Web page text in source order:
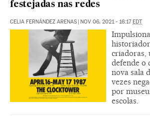
festejadas nas redes
CELIA FERNÁNDEZ ARENAS | NOV 06, 2021 - 16:17EDT
criadoras,
defende o
nova sala
vezes
por
escolas.